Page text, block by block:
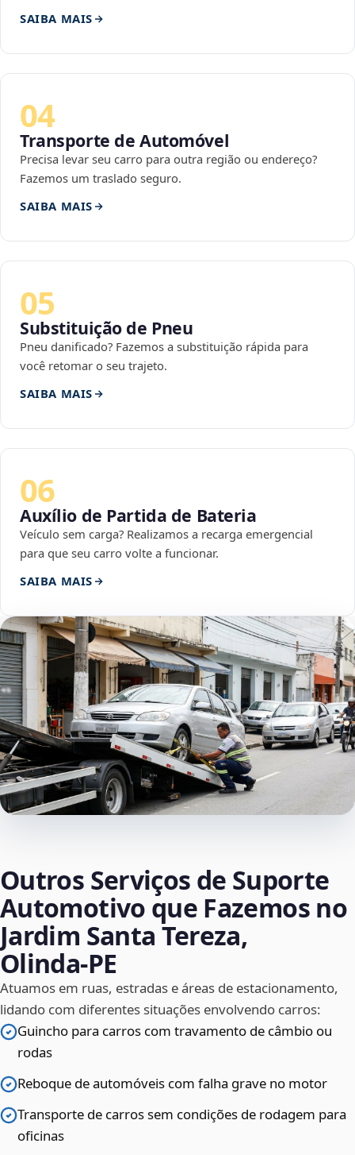
SAIBA MAIS
04
Transporte de Automóvel
Precisa levar seu carro para outra região ou endereço?
Fazemos um traslado seguro.
SAIBA MAIS
05
Substituição de Pneu
Pneu danificado? Fazemos a substituição rápida para
você retomar o seu trajeto.
SAIBA MAIS
06
Auxílio de Partida de Bateria
Veículo sem carga? Realizamos a recarga emergencial
para que seu carro volte a funcionar.
SAIBA MAIS
Outros Serviços de Suporte
Automotivo que Fazemos no
Jardim Santa Tereza,
Olinda‑PE
Atuamos em ruas, estradas e áreas de estacionamento,
lidando com diferentes situações envolvendo carros:
Guincho para carros com travamento de câmbio ou
rodas
Reboque de automóveis com falha grave no motor
Transporte de carros sem condições de rodagem para
oficinas